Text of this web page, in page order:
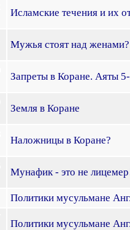
Исламские течения и их
Мужья стоят над
Запреты в Коране. Аяты
Земля в Коране
Наложницы в Коране?
Мунафик - это не
Политики мусульмане
Политики мусульмане